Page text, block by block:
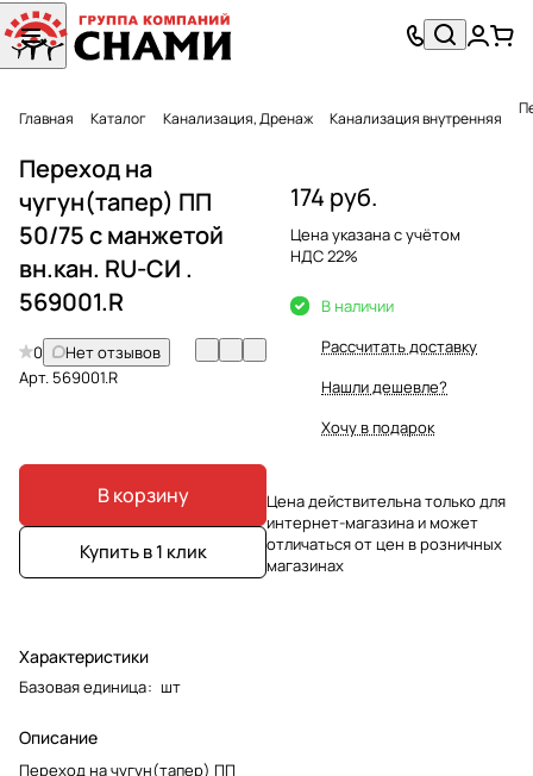
Главная Каталог Канализация, Дренаж Канализация внутренняя
Переход на
чугун(тапер) ПП
50/75 с манжетой
вн.кан. RU-СИ .
569001.R
0
Нет отзывов
Арт. 569001.R
В корзину
Купить в 1 клик
Характеристики
Базовая единица: шт
Описание
Переход на чугун(тапер) ПП
174 руб.
Цена указана с учётом
НДС 22%
В наличии
Рассчитать доставку
Нашли дешевле?
Хочу в подарок
Цена действительна только для
интернет-магазина и может
отличаться от цен в розничных
магазинах